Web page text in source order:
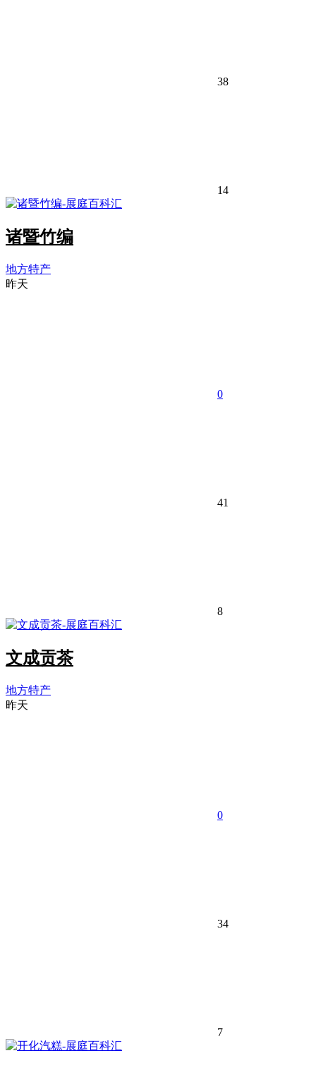
38
14
诸暨竹编
地方特产
昨天
0
41
8
文成贡茶
地方特产
昨天
0
34
7